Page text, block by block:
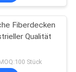
Fiberdecken
Qualität
Stück